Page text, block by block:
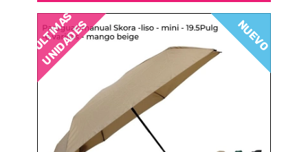
ÚLTIMAS
UNIDADES NUEVO